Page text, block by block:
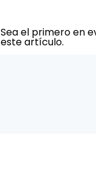
Sea el primero en
este artículo.